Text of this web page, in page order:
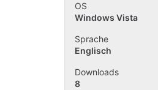
OS
Windows Vista
Sprache
Englisch
Downloads
8